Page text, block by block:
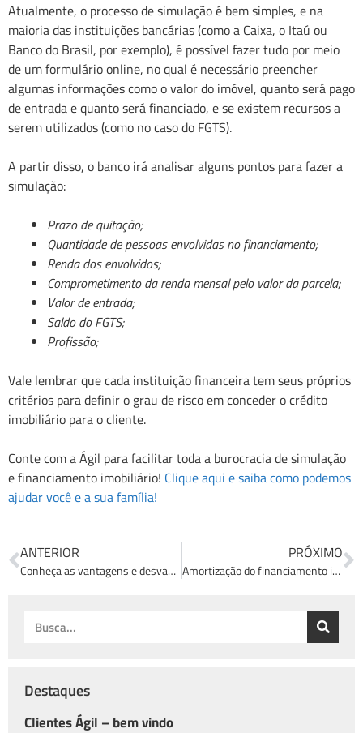
Destaques
Clientes Ágil – bem vindo
Atualmente, o processo de simulação é bem simples, e na
maioria das instituições bancárias (como a Caixa, o Itaú ou
Banco do Brasil, por exemplo), é possível fazer tudo por meio
de um formulário online, no qual é necessário preencher
algumas informações como o valor do imóvel, quanto será pago
de entrada e quanto será financiado, e se existem recursos a
serem utilizados (como no caso do FGTS).
A partir disso, o banco irá analisar alguns pontos para fazer a
simulação:
Prazo de quitação;
Quantidade de pessoas envolvidas no financiamento;
Renda dos envolvidos;
Comprometimento da renda mensal pelo valor da parcela;
Valor de entrada;
Saldo do FGTS;
Profissão;
Vale lembrar que cada instituição financeira tem seus próprios
critérios para definir o grau de risco em conceder o crédito
imobiliário para o cliente.
Conte com a Ágil para facilitar toda a burocracia de simulação
e financiamento imobiliário! Clique aqui e saiba como podemos
ajudar você e a sua família!
ANTERIOR
Conheça as vantagens e desvantagens do financiamento de imóveis na planta!
PRÓXIMO
Amortização do financiamento imobiliário: tudo o que você precisa saber!